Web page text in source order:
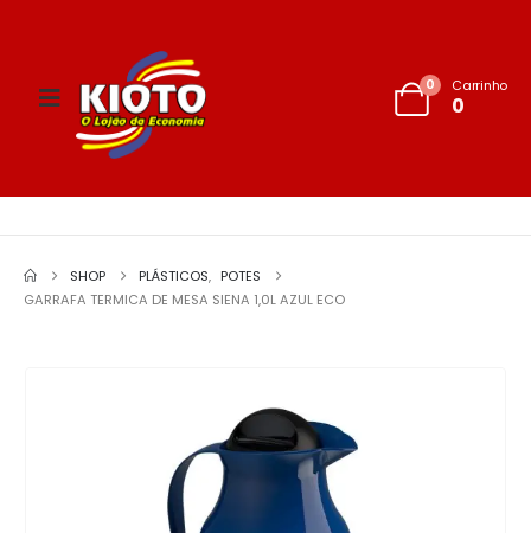
0 Carrinho
0
SHOP PLÁSTICOS, POTES
GARRAFA TERMICA DE MESA SIENA 1,0L AZUL ECO